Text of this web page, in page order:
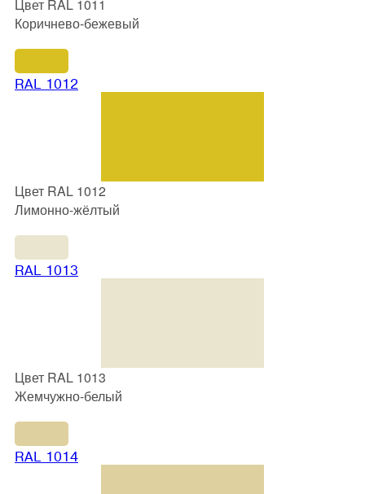
Цвет RAL 1011
Коричнево-бежевый
RAL 1012
Цвет RAL 1012
Лимонно-жёлтый
RAL 1013
Цвет RAL 1013
Жемчужно-белый
RAL 1014